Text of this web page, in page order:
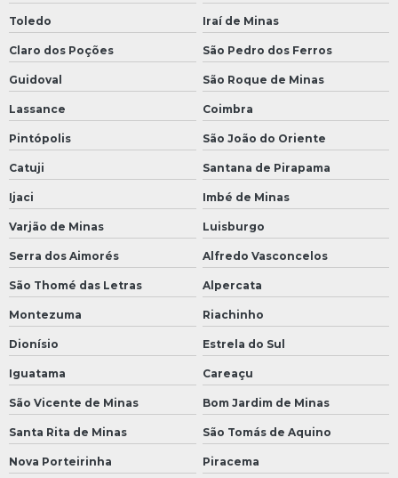
Toledo Iraí de Minas
Claro dos Poções São Pedro dos Ferros
Guidoval São Roque de Minas
Lassance Coimbra
Pintópolis São João do Oriente
Catuji Santana de Pirapama
Ijaci Imbé de Minas
Varjão de Minas Luisburgo
Serra dos Aimorés Alfredo Vasconcelos
São Thomé das Letras Alpercata
Montezuma Riachinho
Dionísio Estrela do Sul
Iguatama Careaçu
São Vicente de Minas Bom Jardim de Minas
Santa Rita de Minas São Tomás de Aquino
Nova Porteirinha Piracema